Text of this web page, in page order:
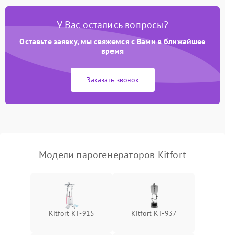
Ошибка платы управления 1500 ₽ Подробнее →
1200 ₽
Не сохраняет настройки Подробнее →
1500 ₽ Подробнее →
Не подает пар 1800 ₽ Подробнее →
У Вас остались вопросы?
Оставьте заявку, мы свяжемся с Вами в ближайшее
время
Заказать звонок
Модели парогенераторов Kitfort
Kitfort KT-915 Kitfort КТ-937